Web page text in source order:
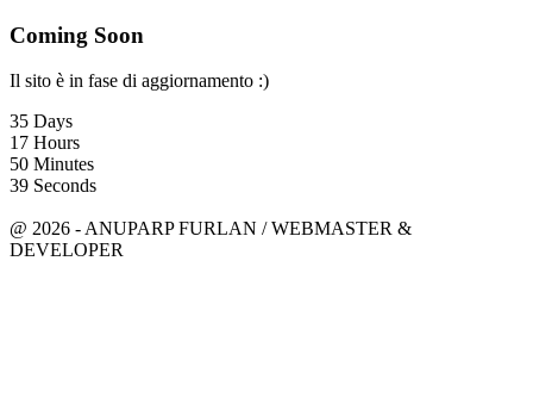
Coming Soon
Il sito è in fase di aggiornamento :)
35 Days
17 Hours
50 Minutes
39 Seconds
@ 2026 - ANUPARP FURLAN / WEBMASTER &
DEVELOPER